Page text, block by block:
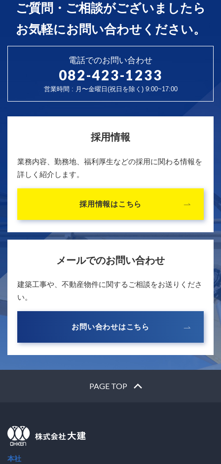
ご質問・ご相談がございましたら
お気軽にお問い合わせください。
電話でのお問い合わせ
082-423-1233
営業時間 : 月〜金曜日(祝日を除く) 9:00~17:00
採用情報
業務内容、勤務地、福利厚生などの採用に関わる情報を
詳しく紹介します。
採用情報はこちら
メールでのお問い合わせ
建築工事や、不動産物件に関するご相談をお送りくださ
い。
お問い合わせはこちら
PAGE TOP
本社